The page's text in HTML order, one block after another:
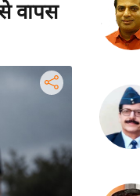
वापस